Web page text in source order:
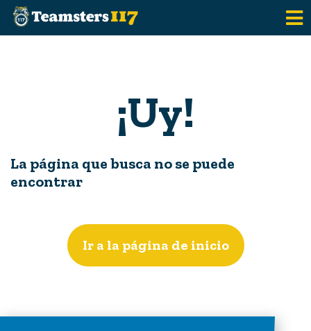
¡Uy!
La página que busca no se puede
encontrar
Ir a la página de inicio